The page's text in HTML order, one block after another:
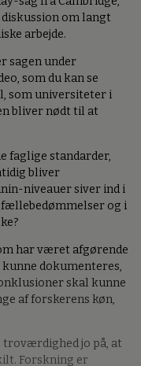
om langt
arbejde.
sagen under
som du kan se
som universiteter i
bliver nødt til at
faglige standarder,
bliver
niveauer siver ind i
og i
har været afgørende
kunne dokumenteres,
skal kunne
af forskerens køn,
jo på, at
Forskning er